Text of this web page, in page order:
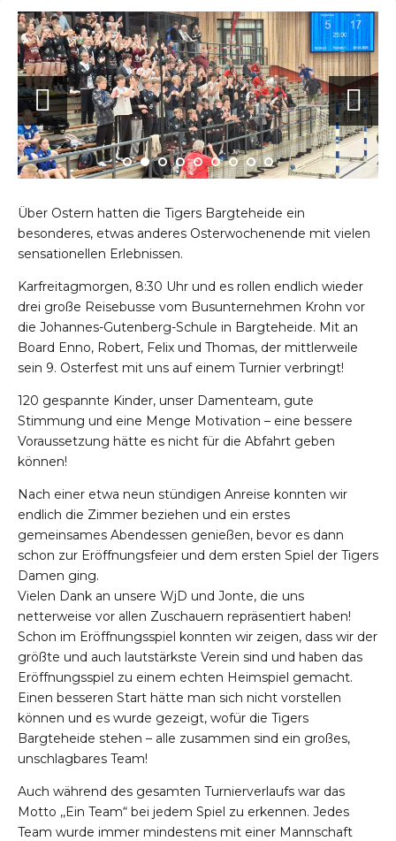
Über Ostern hatten die Tigers Bargteheide ein
besonderes, etwas anderes Osterwochenende mit vielen
sensationellen Erlebnissen.
Karfreitagmorgen, 8:30 Uhr und es rollen endlich wieder
drei große Reisebusse vom Busunternehmen Krohn vor
die Johannes-Gutenberg-Schule in Bargteheide. Mit an
Board Enno, Robert, Felix und Thomas, der mittlerweile
sein 9. Osterfest mit uns auf einem Turnier verbringt!
120 gespannte Kinder, unser Damenteam, gute
Stimmung und eine Menge Motivation – eine bessere
Voraussetzung hätte es nicht für die Abfahrt geben
können!
Nach einer etwa neun stündigen Anreise konnten wir
endlich die Zimmer beziehen und ein erstes
gemeinsames Abendessen genießen, bevor es dann
schon zur Eröffnungsfeier und dem ersten Spiel der Tigers
Damen ging.
Vielen Dank an unsere WjD und Jonte, die uns
netterweise vor allen Zuschauern repräsentiert haben!
Schon im Eröffnungsspiel konnten wir zeigen, dass wir der
größte und auch lautstärkste Verein sind und haben das
Eröffnungsspiel zu einem echten Heimspiel gemacht.
Einen besseren Start hätte man sich nicht vorstellen
können und es wurde gezeigt, wofür die Tigers
Bargteheide stehen – alle zusammen sind ein großes,
unschlagbares Team!
Auch während des gesamten Turnierverlaufs war das
Motto ,,Ein Team“ bei jedem Spiel zu erkennen. Jedes
Team wurde immer mindestens mit einer Mannschaft